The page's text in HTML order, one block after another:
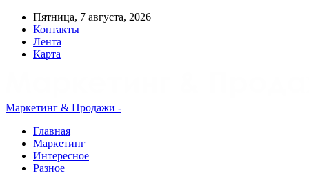
Пятница, 7 августа, 2026
Контакты
Лента
Карта
Маркетинг & Продажи -
Главная
Маркетинг
Интересное
Разное